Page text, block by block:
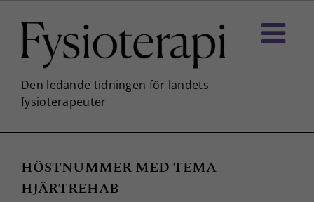
innehållet
HÖSTNUMMER MED TEMA
HJÄRTREHAB